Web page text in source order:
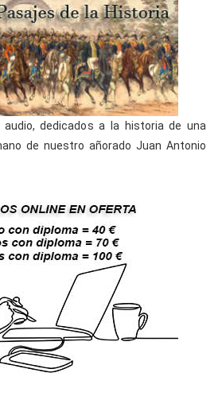
dedicados a la historia de una
de nuestro añorado Juan Antonio